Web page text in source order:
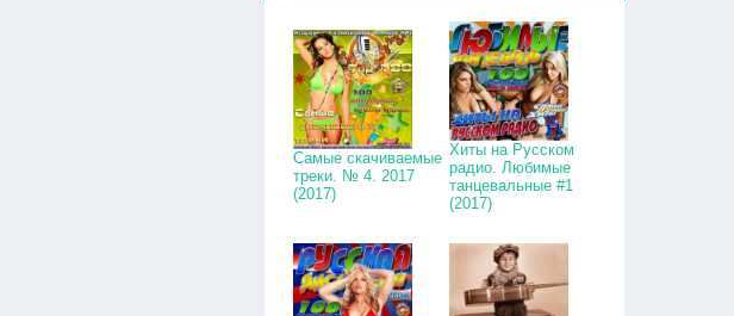
Самые скачиваемые
треки. № 4. 2017
(2017)
Хиты на Русском
радио. Любимые
танцевальные #1
(2017)